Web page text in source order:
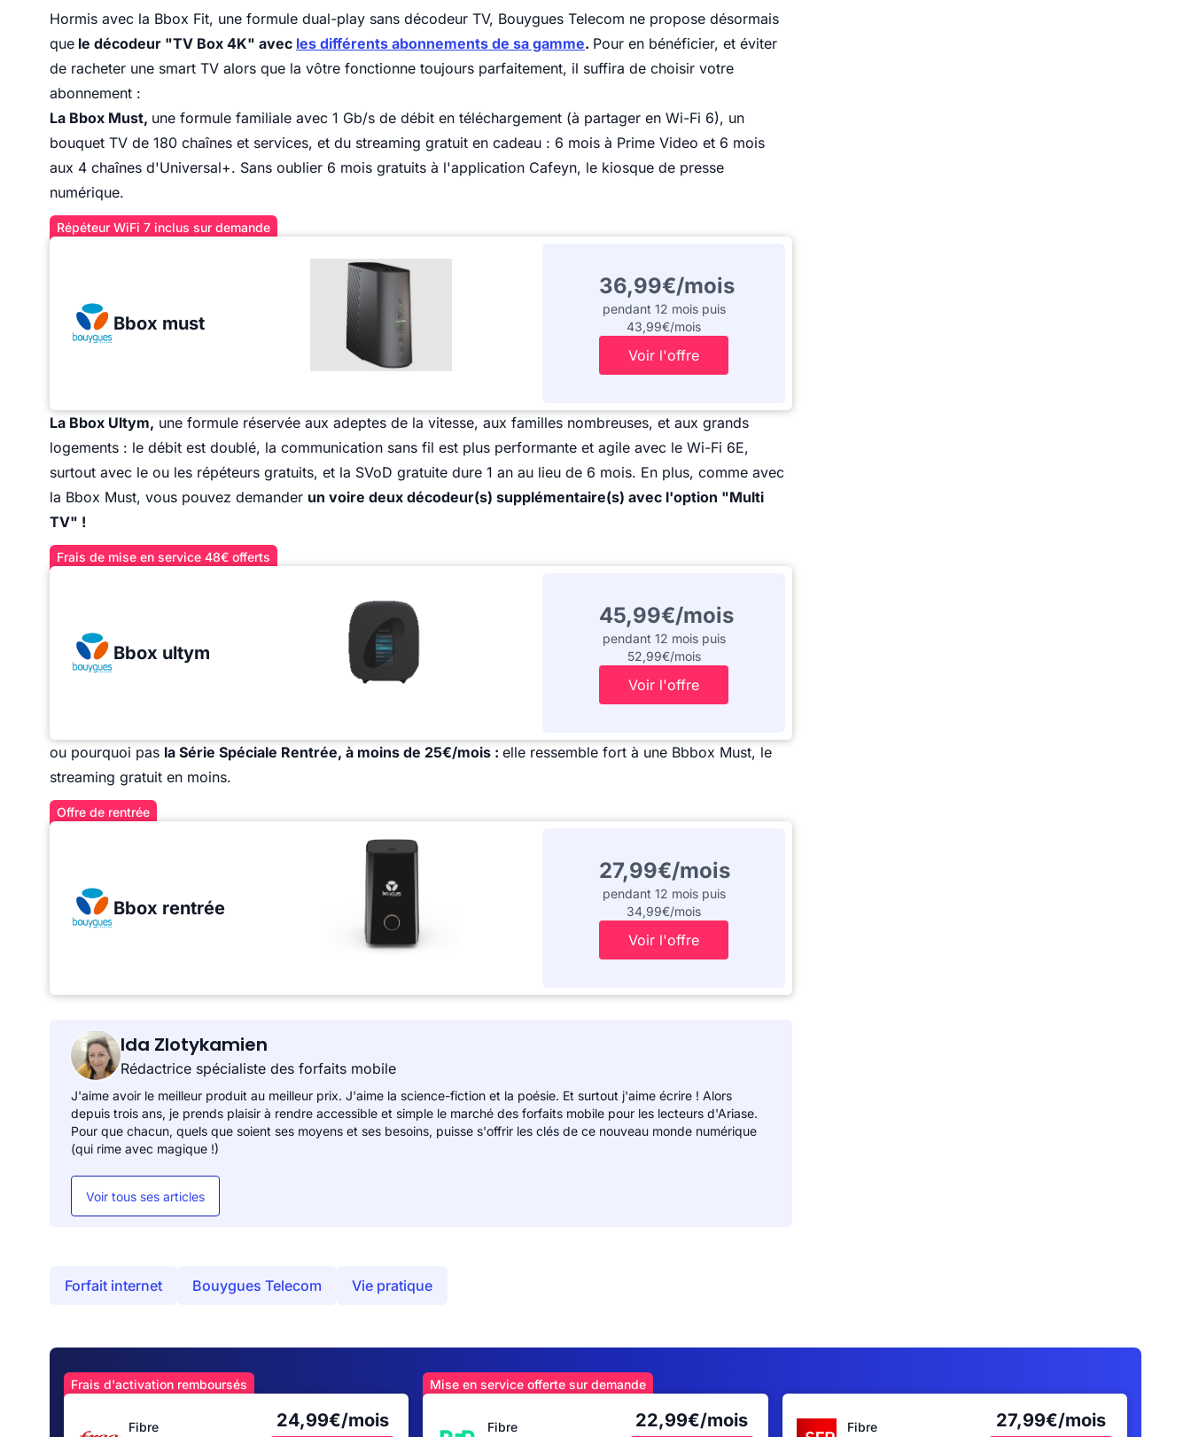
Hormis avec la Bbox Fit, une formule dual-play sans décodeur TV, Bouygues Telecom ne propose désormais
que le décodeur "TV Box 4K" avec les différents abonnements de sa gamme. Pour en bénéficier, et éviter
de racheter une smart TV alors que la vôtre fonctionne toujours parfaitement, il suffira de choisir votre
abonnement :
La Bbox Must, une formule familiale avec 1 Gb/s de débit en téléchargement (à partager en Wi-Fi 6), un
bouquet TV de 180 chaînes et services, et du streaming gratuit en cadeau : 6 mois à Prime Video et 6 mois
aux 4 chaînes d'Universal+. Sans oublier 6 mois gratuits à l'application Cafeyn, le kiosque de presse
numérique.
Répéteur WiFi 7 inclus sur demande
Bbox must
36,99€/mois
pendant 12 mois puis
43,99€/mois
Voir l'offre
La Bbox Ultym, une formule réservée aux adeptes de la vitesse, aux familles nombreuses, et aux grands
logements : le débit est doublé, la communication sans fil est plus performante et agile avec le Wi-Fi 6E,
surtout avec le ou les répéteurs gratuits, et la SVoD gratuite dure 1 an au lieu de 6 mois. En plus, comme avec
la Bbox Must, vous pouvez demander un voire deux décodeur(s) supplémentaire(s) avec l'option "Multi
TV" !
Frais de mise en service 48€ offerts
Bbox ultym
45,99€/mois
pendant 12 mois puis
52,99€/mois
Voir l'offre
ou pourquoi pas la Série Spéciale Rentrée, à moins de 25€/mois : elle ressemble fort à une Bbbox Must, le
streaming gratuit en moins.
Offre de rentrée
Bbox rentrée
27,99€/mois
pendant 12 mois puis
34,99€/mois
Voir l'offre
Ida Zlotykamien
Rédactrice spécialiste des forfaits mobile
J'aime avoir le meilleur produit au meilleur prix. J'aime la science-fiction et la poésie. Et surtout j'aime écrire ! Alors
depuis trois ans, je prends plaisir à rendre accessible et simple le marché des forfaits mobile pour les lecteurs d'Ariase.
Pour que chacun, quels que soient ses moyens et ses besoins, puisse s'offrir les clés de ce nouveau monde numérique
(qui rime avec magique !)
Voir tous ses articles
Forfait internet Bouygues Telecom Vie pratique
Frais d'activation remboursés
Fibre 24,99€/mois
Mise en service offerte sur demande
Fibre 22,99€/mois Fibre 27,99€/mois